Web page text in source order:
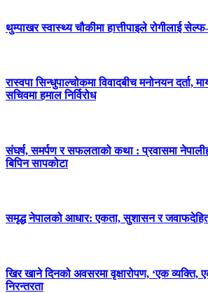
थुम्पाखर स्वास्थ्य चौकीमा हात्तीपाइले रोगीलाई
रास्वपा सिन्धुपाल्चोकमा विवादबीच मनोनयन दर्ता,
सचिवमा हमाल निर्विरोध
संघर्ष, समर्पण र सफलताको कथा : प्रवासमा
बिपिन सापकोटा
समृद्ध नेपालको आधार: एकता, सुशासन र
खिर खाने दिनको अवसरमा वृक्षारोपण, ‘एक व्यक्ति,
निरन्तरता